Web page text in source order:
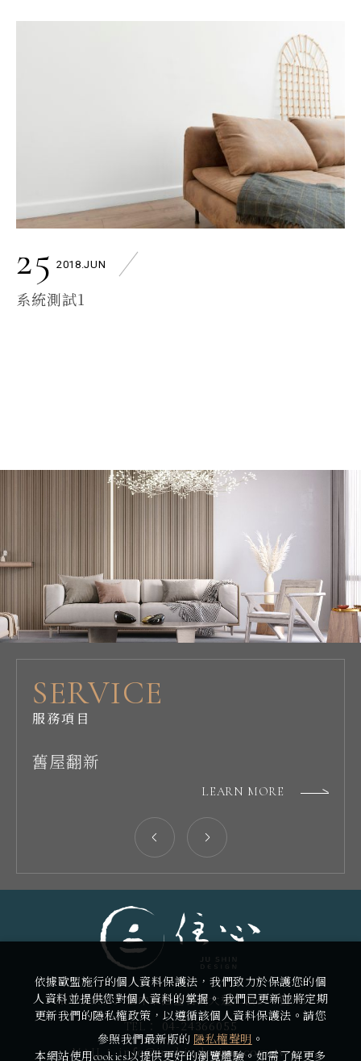
25 2018.JUN
系統測試1
SERVICE
服務項目
室內設計
LEARN MORE
舊屋翻新
LEARN MORE
ADDRESS： 臺中市西區台灣大道二段573號9G
TEL： 04-24366055
MAIL： info@jushindesign.com.tw
依據歐盟施行的個人資料保護法，我們致力於保護您的個
人資料並提供您對個人資料的掌握。 我們已更新並將定期
更新我們的隱私權政策，以遵循該個人資料保護法。請您
參照我們最新版的 隱私權聲明 。
本網站使用cookies以提供更好的瀏覽體驗。如需了解更多